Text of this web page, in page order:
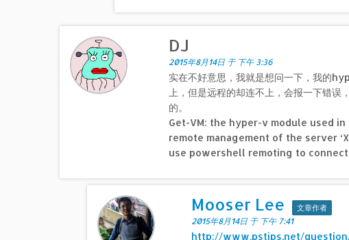
DJ
2015年8月14日 于 下午 3:36
实在不好意思，我就是想问一下，我的
上，但是远程的却连不上，会报一下错误
的。
Get-VM: the hyper-v module used
remote management of the server
use powershell remoting to
Mooser Lee
文章作者
2015年8月14日 于 下午 7:41
http://www.pstips.net/